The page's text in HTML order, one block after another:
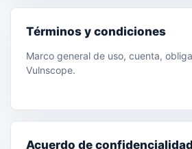
Términos y condiciones
Marco general de uso, cuenta,
Vulnscope.
Acuerdo de confidencialidad